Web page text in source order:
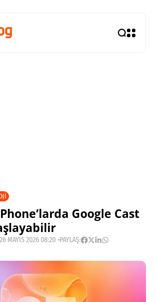
Google Cast
26 MAYIS 2026 08:20 PAYLAŞ: